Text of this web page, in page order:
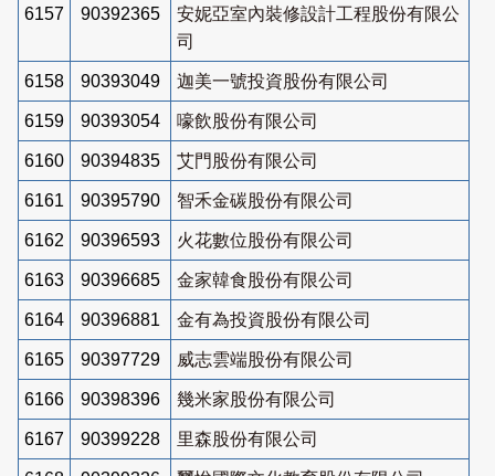
6157 90392365
安妮亞室內裝修設計工程股份有限公
司
6158 90393049 迦美一號投資股份有限公司
6159 90393054 嚎飲股份有限公司
6160 90394835 艾門股份有限公司
6161 90395790 智禾金碳股份有限公司
6162 90396593 火花數位股份有限公司
6163 90396685 金家韓食股份有限公司
6164 90396881 金有為投資股份有限公司
6165 90397729 威志雲端股份有限公司
6166 90398396 幾米家股份有限公司
6167 90399228 里森股份有限公司